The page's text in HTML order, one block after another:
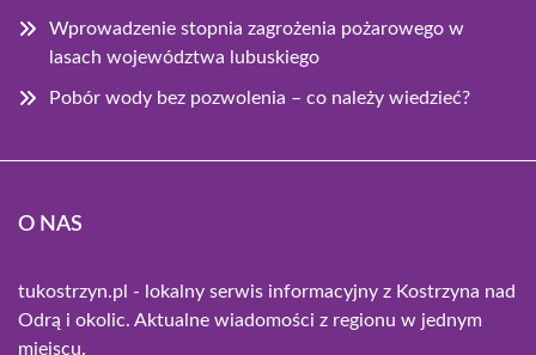
Wprowadzenie stopnia zagrożenia pożarowego w
lasach województwa lubuskiego
Pobór wody bez pozwolenia – co należy wiedzieć?
O NAS
tukostrzyn.pl - lokalny serwis informacyjny z Kostrzyna nad
Odrą i okolic. Aktualne wiadomości z regionu w jednym
miejscu.